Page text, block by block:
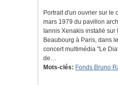
Portrait d'un ouvrier sur le
mars 1979 du pavillon
Iannis Xenakis installé sur
Beaubourg à Paris, dans
concert multimédia "Le
de…
Mots-clés: Fonds Bruno